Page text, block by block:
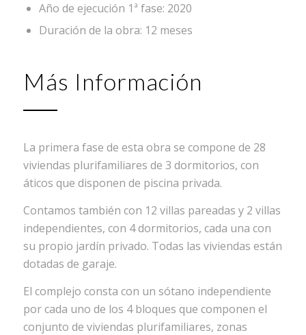
Año de ejecución 1ª fase: 2020
Duración de la obra: 12 meses
Más Información
La primera fase de esta obra se compone de 28
viviendas plurifamiliares de 3 dormitorios, con
áticos que disponen de piscina privada.
Contamos también con 12 villas pareadas y 2 villas
independientes, con 4 dormitorios, cada una con
su propio jardín privado. Todas las viviendas están
dotadas de garaje.
El complejo consta con un sótano independiente
por cada uno de los 4 bloques que componen el
conjunto de viviendas plurifamiliares, zonas